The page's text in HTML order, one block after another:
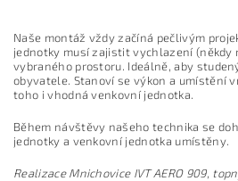
Naše montáž vždy začíná pečlivým
jednotky musí zajistit vychlazení (někdy
vybraného prostoru. Ideálně, aby
obyvatele. Stanoví se výkon a umístění
toho i vhodná venkovní jednotka.
Během návštěvy našeho technika se
jednotky a venkovní jednotka umístěny.
Realizace Mnichovice IVT AERO 909,